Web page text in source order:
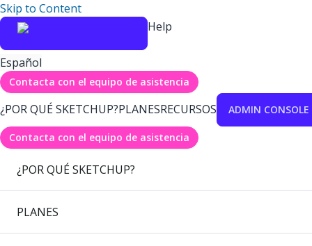
Skip to Content
Help
Español
Contacta con el equipo de asistencia
¿POR QUÉ SKETCHUP?PLANESRECURSOS ADMIN CONSOLE
Contacta con el equipo de asistencia
¿POR QUÉ SKETCHUP?
PLANES